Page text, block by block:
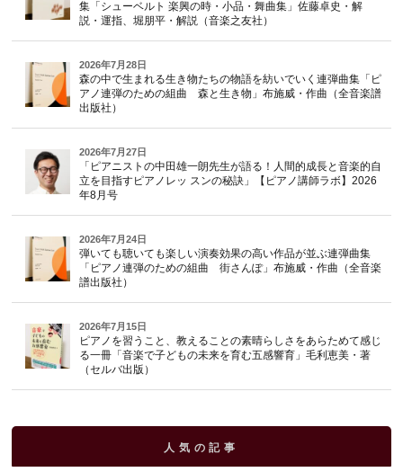
集「シューベルト 楽興の時・小品・舞曲集」佐藤卓史・解
説・運指、堀朋平・解説（音楽之友社）
2026年7月28日
森の中で生まれる生き物たちの物語を紡いでいく連弾曲集「ピ
アノ連弾のための組曲 森と生き物」布施威・作曲（全音楽譜
出版社）
2026年7月27日
「ピアニストの中田雄一朗先生が語る！人間的成長と音楽的自
立を目指すピアノレッ スンの秘訣」【ピアノ講師ラボ】2026
年8月号
2026年7月24日
弾いても聴いても楽しい演奏効果の高い作品が並ぶ連弾曲集
「ピアノ連弾のための組曲 街さんぽ」布施威・作曲（全音楽
譜出版社）
2026年7月15日
ピアノを習うこと、教えることの素晴らしさをあらためて感じ
る一冊「音楽で子どもの未来を育む五感響育」毛利恵美・著
（セルバ出版）
人気の記事